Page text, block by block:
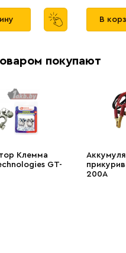
В
покупают
Клемма
GT-
200А